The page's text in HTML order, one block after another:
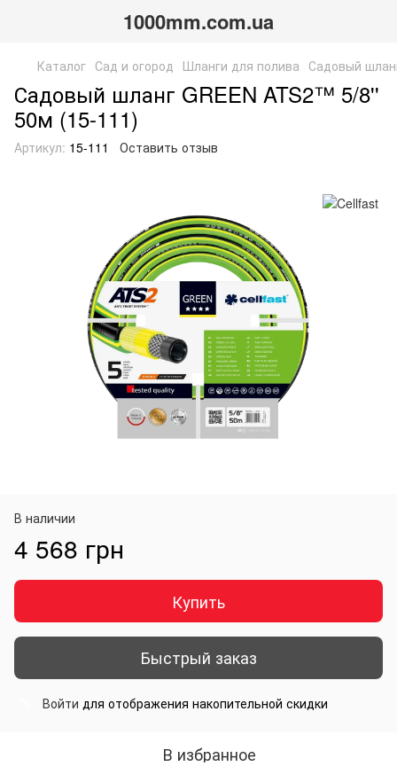
1000mm.com.ua
Каталог Сад и огород Шланги для полива Садовый
Садовый шланг GREEN ATS2™ 5/8''
50м (15-111)
Артикул: 15-111 Оставить отзыв
В наличии
4 568 грн
Купить
Быстрый заказ
Войти для отображения накопительной скидки
В избранное